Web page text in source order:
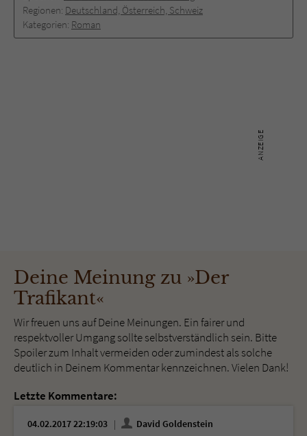
Regionen: Deutschland, Österreich, Schweiz
Kategorien: Roman
Deine Meinung zu »Der
Trafikant«
Wir freuen uns auf Deine Meinungen. Ein fairer und
respektvoller Umgang sollte selbstverständlich sein. Bitte
Spoiler zum Inhalt vermeiden oder zumindest als solche
deutlich in Deinem Kommentar kennzeichnen. Vielen Dank!
Letzte Kommentare:
04.02.2017 22:19:03
David Goldenstein